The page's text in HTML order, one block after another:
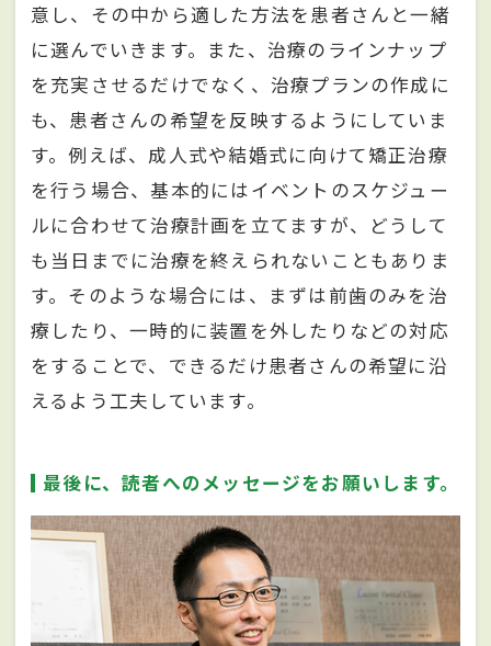
意し、その中から適した方法を患者さんと一緒
に選んでいきます。また、治療のラインナップ
を充実させるだけでなく、治療プランの作成に
も、患者さんの希望を反映するようにしていま
す。例えば、成人式や結婚式に向けて矯正治療
を行う場合、基本的にはイベントのスケジュー
ルに合わせて治療計画を立てますが、どうして
も当日までに治療を終えられないこともありま
す。そのような場合には、まずは前歯のみを治
療したり、一時的に装置を外したりなどの対応
をすることで、できるだけ患者さんの希望に沿
えるよう工夫しています。
最後に、読者へのメッセージをお願いします。